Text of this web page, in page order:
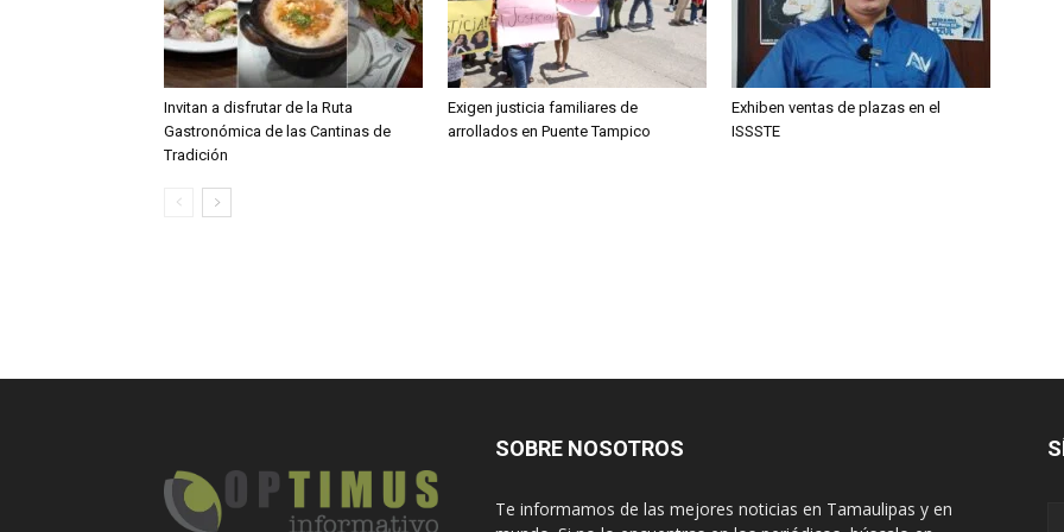
Invitan a disfrutar de la Ruta
Gastronómica de las Cantinas de
Tradición
Exigen justicia familiares de
arrollados en Puente Tampico
Exhiben ventas de plazas en el
ISSSTE
SOBRE NOSOTROS
Te informamos de las mejores noticias en Tamaulipas y en